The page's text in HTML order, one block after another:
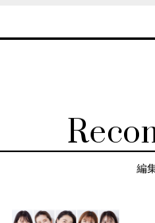
編